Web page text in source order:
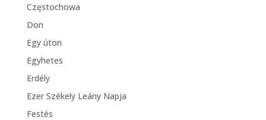
Częstochowa
Don
Egy úton
Egyhetes
Erdély
Ezer Székely Leány Napja
Festés